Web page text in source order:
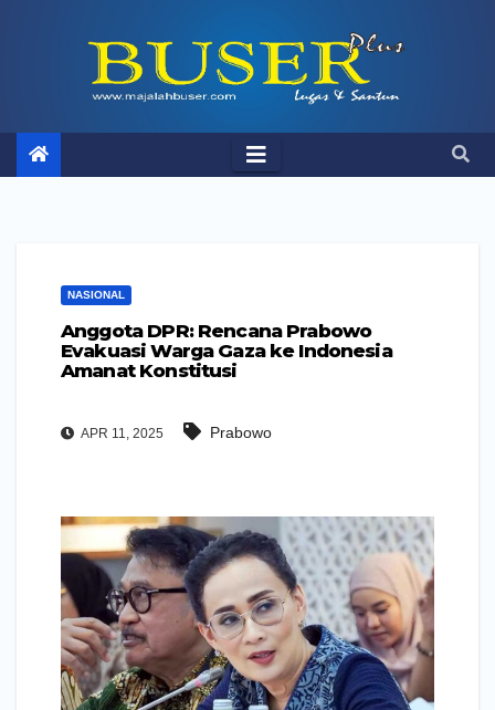
NASIONAL
Anggota DPR: Rencana Prabowo
Evakuasi Warga Gaza ke Indonesia
Amanat Konstitusi
APR 11, 2025 Prabowo